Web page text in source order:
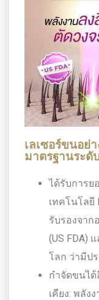
เลเซอร์ขนอย่
มาตรฐานระดั
ได้รับการย
เทคโนโลยี
รับรองจาก
(US FDA)
โลก ว่ามีป
กำจัดขนได้
เคียง: พลัง